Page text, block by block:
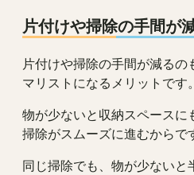
片付けや掃除の手間が
片付けや掃除の手間が減るの
マリストになるメリットです。
物が少ないと収納スペースに
掃除がスムーズに進むからで
同じ掃除でも、物が少ないと